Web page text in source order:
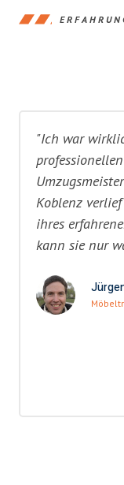
"Ich war
Koblenz
ihres
kann sie nur